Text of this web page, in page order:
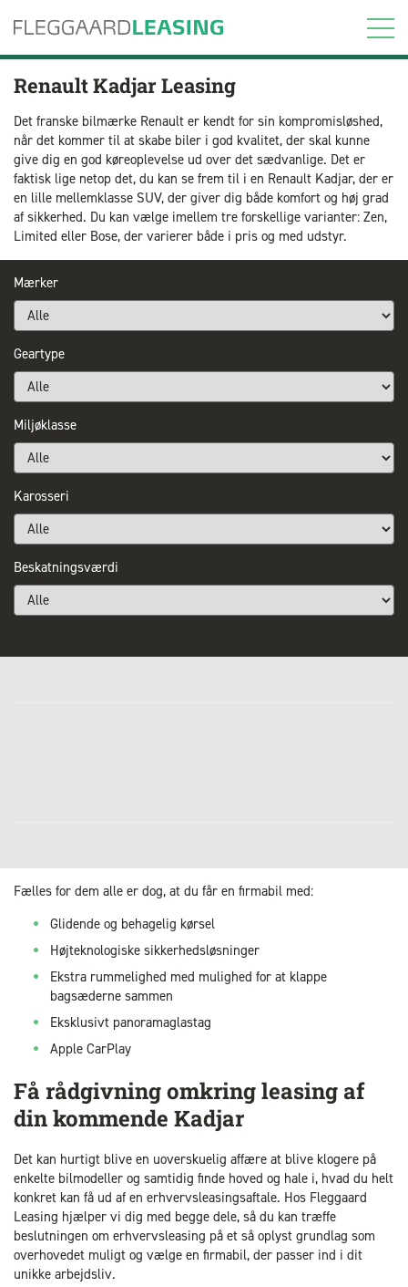
Renault Kadjar Leasing
Det franske bilmærke Renault er kendt for sin kompromisløshed,
når det kommer til at skabe biler i god kvalitet, der skal kunne
give dig en god køreoplevelse ud over det sædvanlige. Det er
faktisk lige netop det, du kan se frem til i en Renault Kadjar, der er
en lille mellemklasse SUV, der giver dig både komfort og høj grad
af sikkerhed. Du kan vælge imellem tre forskellige varianter: Zen,
Limited eller Bose, der varierer både i pris og med udstyr.
Mærker
Geartype
Miljøklasse
Karosseri
Beskatningsværdi
Fælles for dem alle er dog, at du får en firmabil med:
Glidende og behagelig kørsel
Højteknologiske sikkerhedsløsninger
Ekstra rummelighed med mulighed for at klappe
bagsæderne sammen
Eksklusivt panoramaglastag
Apple CarPlay
Få rådgivning omkring leasing af
din kommende Kadjar
Det kan hurtigt blive en uoverskuelig affære at blive klogere på
enkelte bilmodeller og samtidig finde hoved og hale i, hvad du helt
konkret kan få ud af en erhvervsleasingsaftale. Hos Fleggaard
Leasing hjælper vi dig med begge dele, så du kan træffe
beslutningen om erhvervsleasing på et så oplyst grundlag som
overhovedet muligt og vælge en firmabil, der passer ind i dit
unikke arbejdsliv.